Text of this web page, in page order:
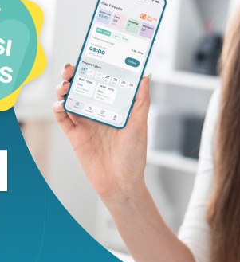
e pratici e svolgeranno un
l’abilitazione a
essere in possesso di un
un’ottima padronanza della
con altre lingue straniere sarà
richiesta disponibilità a
oraria; ottime capacità
atteggiamento proattivo.
in ruoli a contatto con il